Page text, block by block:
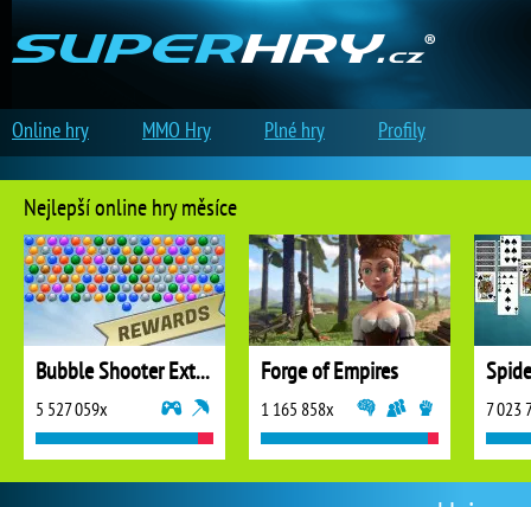
Nejlepší online hry měsíce
Bubble Shooter Extreme
5 527 059x
Forge of Empires
1 165 858x 7 023
Online hry MMO Hry Plné hry Profily